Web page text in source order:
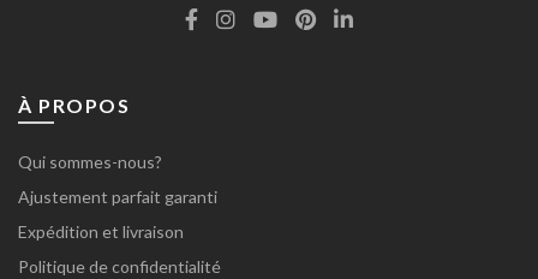
À PROPOS
Qui sommes-nous?
Ajustement parfait garanti
Expédition et livraison
Politique de confidentialité